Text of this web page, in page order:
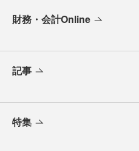
財務・会計Online
記事
特集